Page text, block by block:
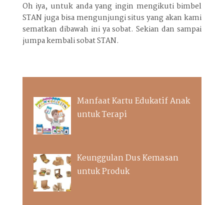
Oh iya, untuk anda yang ingin mengikuti bimbel
STAN juga bisa mengunjungi situs yang akan kami
sematkan dibawah ini ya sobat. Sekian dan sampai
jumpa kembali sobat STAN.
Manfaat Kartu Edukatif Anak
untuk Terapi
Keunggulan Dus Kemasan
untuk Produk